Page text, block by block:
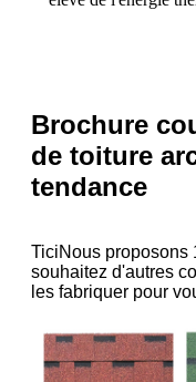
Brochure
de toiture
tendance
TiciNous proposons
souhaitez d'autres
les fabriquer pour